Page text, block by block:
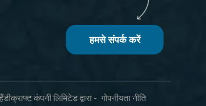
हमसे संपर्क करें
कंपनी लिमिटेड द्वारा - गोपनीयता नीति